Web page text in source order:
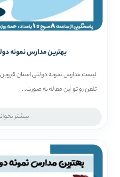
بهترین مدارس نمونه
لیست مدارس نمونه دولتی استان
تلفن رو تو این مقاله به صورت...
بیشتر